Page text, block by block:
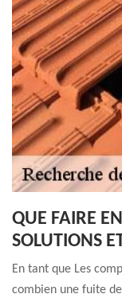
QUE FAIRE
SOLUTIONS
En tant que Les
combien une fuite